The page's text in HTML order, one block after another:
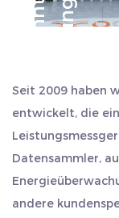
Leben und
und
gemeinsam
t
g
Seit 2009 haben
entwickelt, die
Datensammler,
andere